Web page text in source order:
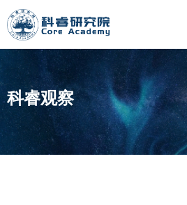
科睿观察